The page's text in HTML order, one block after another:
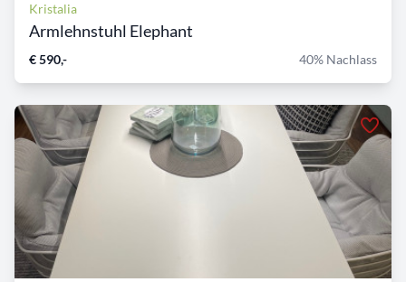
Kristalia
Armlehnstuhl Elephant
€ 590,- 40% Nachlass